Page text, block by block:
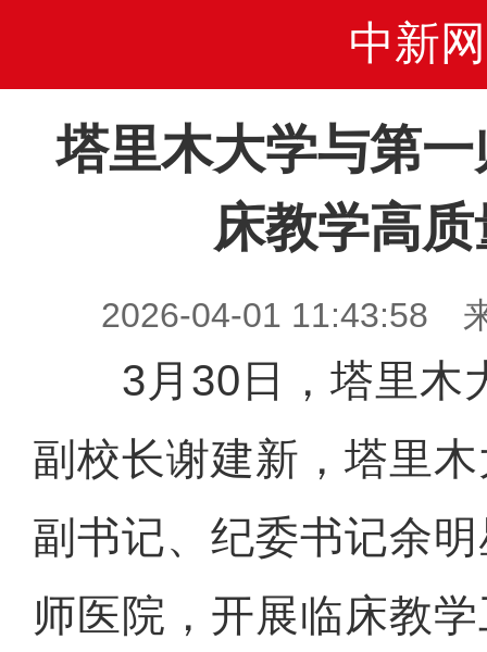
中新网
塔里木大学与第
床教学高
2026-04-01 11:43:58
3月30日，塔里木
副校长谢建新，塔里
副书记、纪委书记余
师医院，开展临床教